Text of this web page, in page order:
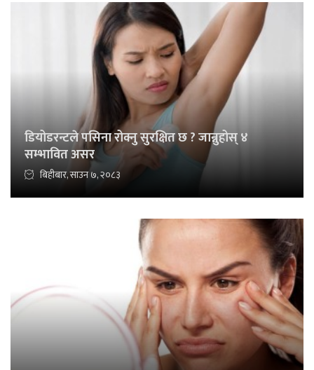
डियोडरन्टले पसिना रोक्नु सुरक्षित छ ? जान्नुहोस् ४
सम्भावित असर
बिहीबार, साउन ७, २०८३